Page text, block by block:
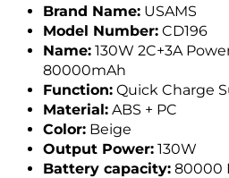
Brand Name: USAMS
Model Number: CD196
Name: 130W 2C+3A
80000mAh
Function: Quick Charge
Material: ABS + PC
Color: Beige
Output Power: 130W
Battery capacity: 80000